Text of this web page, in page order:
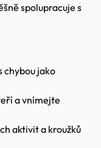
spolupracuje s
chybou jako
a vnímejte
aktivit a kroužků